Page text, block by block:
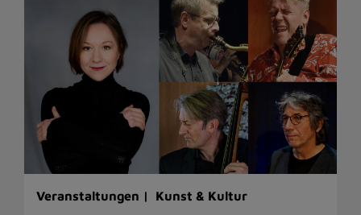
Veranstaltungen | Kunst & Kultur